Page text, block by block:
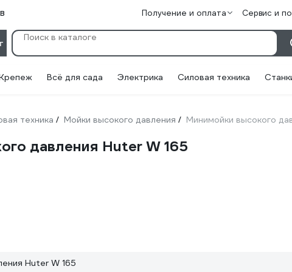
Получение и оплата Сервис и
Всё для сада Электрика Силовая техника
техника / Мойки высокого давления / Минимойки высокого
давления Huter W 165
Huter W 165